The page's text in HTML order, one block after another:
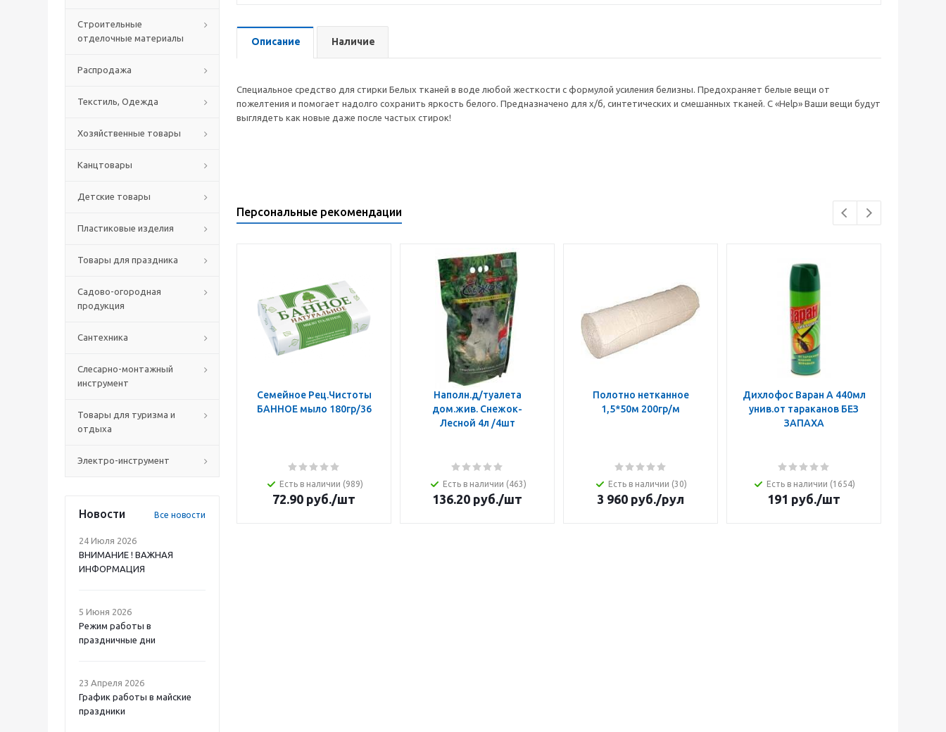
Строительные
отделочные материалы
Распродажа
Текстиль, Одежда
Хозяйственные товары
Канцтовары
Детские товары
Пластиковые изделия
Товары для праздника
Садово-огородная
продукция
Сантехника
Слесарно-монтажный
инструмент
Товары для туризма и
отдыха
Электро-инструмент
Новости Все новости
24 Июля 2026
ВНИМАНИЕ ! ВАЖНАЯ
ИНФОРМАЦИЯ
5 Июня 2026
Режим работы в
праздничные дни
23 Апреля 2026
График работы в майские
праздники
Описание Наличие
Cпециальное средство для стирки Белых тканей в воде любой жесткости c формулой усиления белизны. Предохраняет белые вещи от
пожелтения и помогает надолго сохранить яркость белого. Предназначено для х/б, синтетических и смешанных тканей. С «Help» Ваши вещи будут
выглядеть как новые даже после частых стирок!
Персональные рекомендации
Семейное Рец.Чистоты
БАННОЕ мыло 180гр/36
Есть в наличии (989)
72.90 руб./шт
Наполн.д/туалета
дом.жив. Снежок-
Лесной 4л /4шт
Есть в наличии (463)
136.20 руб./шт
Полотно нетканное
1,5*50м 200гр/м
Есть в наличии (30)
3 960 руб./рул
Дихлофос Варан А 440мл
унив.от тараканов БЕЗ
ЗАПАХА
Есть в наличии (1654)
191 руб./шт